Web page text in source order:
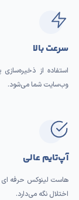
سرعت بالا
وب‌سایت شما می‌شود.
آپ‌تایم عالی
هاست لینوکس حرفه ای
اختلال نگه می‌دارد.